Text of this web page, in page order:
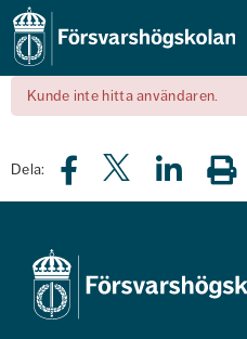
Kunde inte hitta användaren.
Dela: